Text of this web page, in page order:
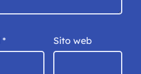
* Sito web